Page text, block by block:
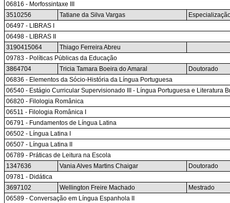
06816 - Morfossintaxe III
3510256
Tatiane da Silva Vargas
06497 - LIBRAS I
06498 - LIBRAS II
3190415064
Thiago Ferreira Abreu
09783 - Políticas Públicas da Educação
3864704
Tricia Tamara Boeira do Amaral
Doutorado
06836 - Elementos da Sócio-História da Língua Portuguesa
06540 - Estágio Curricular Supervisionado III - Língua Portuguesa e Literatura
06820 - Filologia Românica
06511 - Filologia Românica I
06791 - Fundamentos de Língua Latina
06502 - Língua Latina I
06507 - Língua Latina II
06789 - Práticas de Leitura na Escola
1347636
Vania Alves Martins Chaigar
Doutorado
09781 - Didática
3697102
Wellington Freire Machado
Mestrado
06589 - Conversação em Língua Espanhola II